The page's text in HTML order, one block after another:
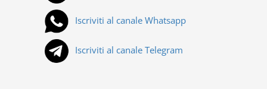
Iscriviti al canale Whatsapp
Iscriviti al canale Telegram